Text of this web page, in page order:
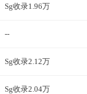
Sg收录1.96万
--
Sg收录2.12万
Sg收录2.04万